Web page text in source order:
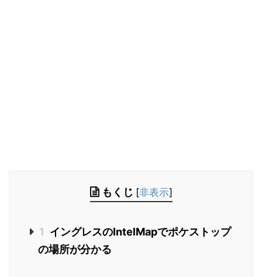
もくじ [非表示]
1 イングレスのIntelMapでポケストップ
の場所が分かる